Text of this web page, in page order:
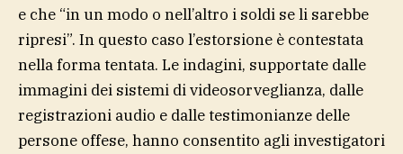
e che “in un modo o nell’altro i soldi se li sarebbe
ripresi”. In questo caso l’estorsione è contestata
nella forma tentata. Le indagini, supportate dalle
immagini dei sistemi di videosorveglianza, dalle
registrazioni audio e dalle testimonianze delle
persone offese, hanno consentito agli investigatori